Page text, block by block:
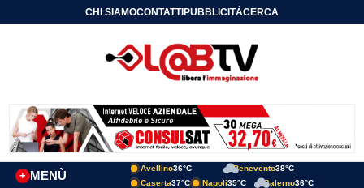
CHI SIAMOCONTATTIPUBBLICITÀCERCA
MENÙ
+
Avellino36°C Benevento38°C
Caserta37°C Napoli35°C Salerno36°C